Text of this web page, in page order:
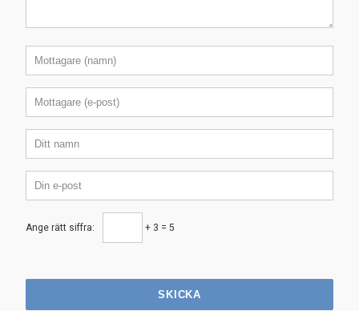
Ange rätt siffra: + 3 = 5
SKICKA